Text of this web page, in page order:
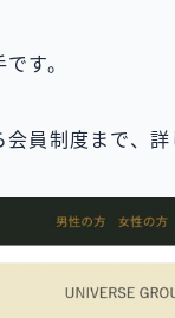
す。
員制度まで、詳